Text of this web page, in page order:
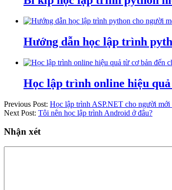
Hướng dẫn học lập trình
Học lập trình online hiệu quả
Previous Post: Học lập trình ASP.NET cho người mới
Next Post: Tôi nên học lập trình Android ở đâu?
Nhận xét